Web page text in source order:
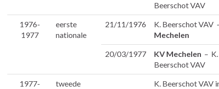
Beerschot VAV
1976-
1977
eerste
nationale
21/11/1976
K. Beerschot VAV
Mechelen
20/03/1977 KV Mechelen – K.
Beerschot VAV
1977-
tweede
K. Beerschot VAV